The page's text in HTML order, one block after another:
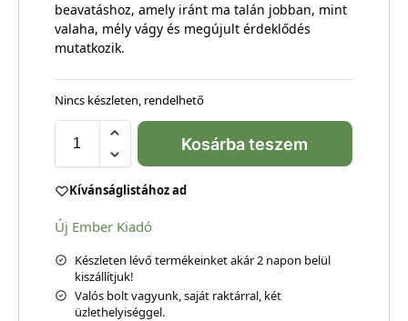
beavatáshoz, amely iránt ma talán jobban, mint
valaha, mély vágy és megújult érdeklődés
mutatkozik.
Nincs készleten, rendelhető
Kosárba teszem
Kívánságlistához ad
Új Ember Kiadó
Készleten lévő termékeinket akár 2 napon belül
kiszállítjuk!
Valós bolt vagyunk, saját raktárral, két
üzlethelyiséggel.